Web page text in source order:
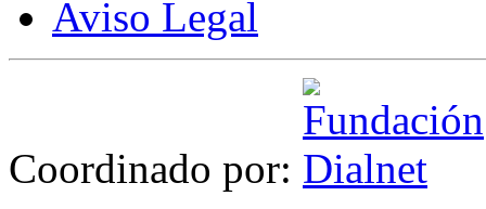
Aviso Legal
Coordinado por: